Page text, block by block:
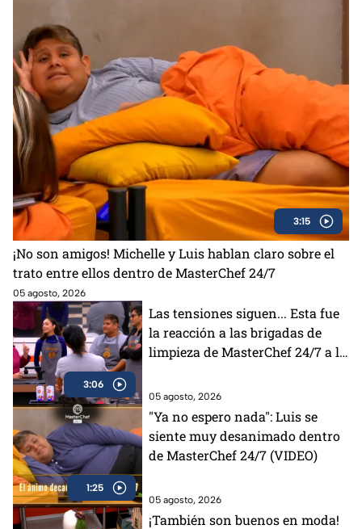
3:15
¡No son amigos! Michelle y Luis hablan claro sobre el
trato entre ellos dentro de MasterChef 24/7
05 agosto, 2026
3:06
Las tensiones siguen... Esta fue
la reacción a las brigadas de
limpieza de MasterChef 24/7 a la
05 agosto, 2026
1:25
"Ya no espero nada": Luis se
siente muy desanimado dentro
de MasterChef 24/7 (VIDEO)
05 agosto, 2026
¡También son buenos en moda!